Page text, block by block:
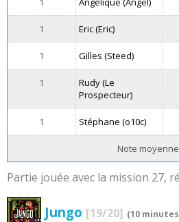
1 Eric (Eric)
1 Gilles (Steed)
1
Rudy (Le
Prospecteur)
1 Stéphane (o10c)
Note
Partie jouée avec la mission 27,
Jungo [19/20] (10